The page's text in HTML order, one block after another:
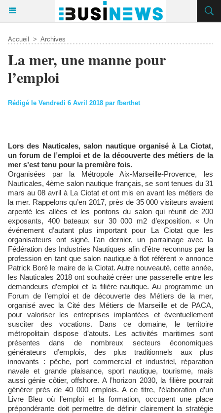
Accueil > Archives
La mer, une manne pour
l’emploi
Rédigé le Vendredi 6 Avril 2018 par fberthet
Lors des Nauticales, salon nautique organisé à La Ciotat,
un forum de l’emploi et de la découverte des métiers de la
mer s’est tenu pour la première fois.
Organisées par la Métropole Aix-Marseille-Provence, les
Nauticales, 4ème salon nautique français, se sont tenues du 31
mars au 08 avril à La Ciotat et ont mis en avant les métiers de
la mer. Rappelons qu’en 2017, près de 35 000 visiteurs avaient
arpenté les allées et les pontons du salon qui réunit de 200
exposants, 400 bateaux sur 30 000 m2 d’exposition. « Un
événement d’autant plus important pour La Ciotat que les
organisateurs ont signé, l’an dernier, un parrainage avec la
Fédération des Industries Nautiques afin d’être reconnus par la
profession en tant que salon nautique à flot référent » annonce
Patrick Boré le maire de la Ciotat. Autre nouveauté, cette année,
les Nauticales 2018 ont souhaité créer une passerelle entre les
demandeurs d’emploi et la filière nautique. Au programme un
Forum de l’emploi et de découverte des Métiers de la mer,
organisé avec la Cité des Métiers de Marseille et de PACA,
pour valoriser les entreprises implantées et éventuellement
susciter des vocations. Dans ce domaine, le territoire
métropolitain dispose d’atouts. Les activités maritimes sont
présentes dans de nombreux secteurs économiques
générateurs d’emplois, des plus traditionnels aux plus
innovants : pêche, port commercial et industriel, réparation
navale et grande plaisance, sport nautique, tourisme, mais
aussi génie côtier, offshore. A l’horizon 2030, la filière pourrait
générer près de 40 000 emplois. A ce titre, l’élaboration d’un
Livre Bleu où l’emploi et la formation, occupent une place
prépondérante doit permettre de définir clairement la stratégie